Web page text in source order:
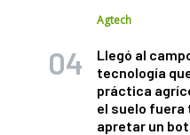
Agtech
Llegó al
tecnología
práctica
el suelo fuera
apretar un